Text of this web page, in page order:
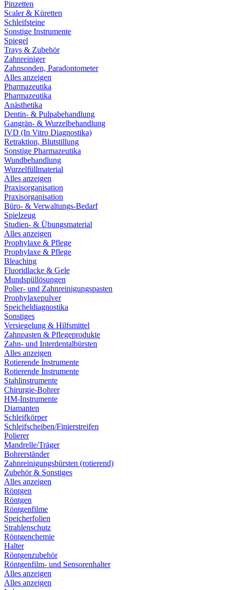
Pinzetten
Scaler & Küretten
Schleifsteine
Sonstige Instrumente
Spiegel
Trays & Zubehör
Zahnreiniger
Zahnsonden, Paradontometer
Alles anzeigen
Pharmazeutika
Pharmazeutika
Anästhetika
Dentin- & Pulpabehandlung
Gangrän- & Wurzelbehandlung
IVD (In Vitro Diagnostika)
Retraktion, Blutstillung
Sonstige Pharmazeutika
Wundbehandlung
Wurzelfüllmaterial
Alles anzeigen
Praxisorganisation
Praxisorganisation
Büro- & Verwaltungs-Bedarf
Spielzeug
Studien- & Übungsmaterial
Alles anzeigen
Prophylaxe & Pflege
Prophylaxe & Pflege
Bleaching
Fluoridlacke & Gele
Mundspüllösungen
Polier- und Zahnreinigungspasten
Prophylaxepulver
Speicheldiagnostika
Sonstiges
Versiegelung & Hilfsmittel
Zahnpasten & Pflegeprodukte
Zahn- und Interdentalbürsten
Alles anzeigen
Rotierende Instrumente
Rotierende Instrumente
Stahlinstrumente
Chirurgie-Bohrer
HM-Instrumente
Diamanten
Schleifkörper
Schleifscheiben/Finierstreifen
Polierer
Mandrelle/Träger
Bohrerständer
Zahnreinigungsbürsten (rotierend)
Zubehör & Sonstiges
Alles anzeigen
Röntgen
Röntgen
Röntgenfilme
Speicherfolien
Strahlenschutz
Röntgenchemie
Halter
Röntgenzubehör
Röntgenfilm- und Sensorenhalter
Alles anzeigen
Alles anzeigen